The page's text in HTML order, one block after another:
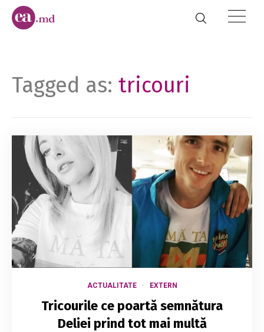
Tagged as: tricouri
ACTUALITATE EXTERN
Tricourile ce poartă semnătura
Deliei prind tot mai multă